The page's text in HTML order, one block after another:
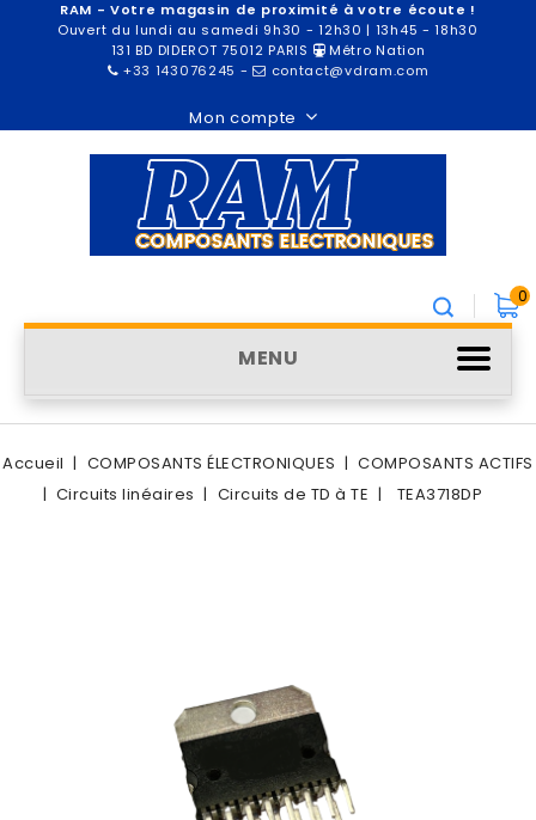
RAM - Votre magasin de proximité à votre écoute !
Ouvert du lundi au samedi 9h30 - 12h30 | 13h45 - 18h30
131 BD DIDEROT 75012 PARIS
Métro Nation
+33 143076245 - contact@vdram.com
Mon compte
0
MENU
Accueil COMPOSANTS ÉLECTRONIQUES
COMPOSANTS ACTIFS
Circuits linéaires
Circuits de TD à TE TEA3718DP